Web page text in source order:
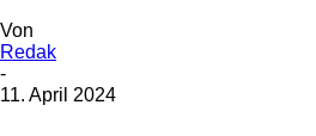
Von
Redak
-
11. April 2024